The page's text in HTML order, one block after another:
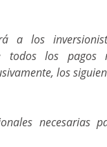
a los
los pagos
los
necesarias